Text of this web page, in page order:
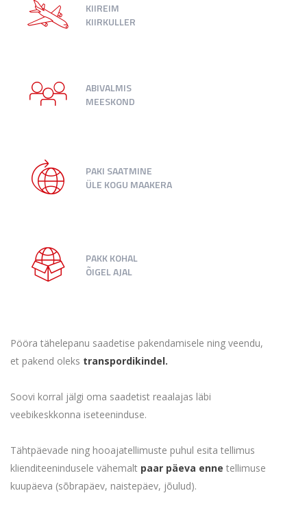
KIIREIM
KIIRKULLER
ABIVALMIS
MEESKOND
PAKI SAATMINE
ÜLE KOGU MAAKERA
PAKK KOHAL
ÕIGEL AJAL
Pööra tähelepanu saadetise pakendamisele ning veendu,
et pakend oleks transpordikindel.
Soovi korral jälgi oma saadetist reaalajas läbi
veebikeskkonna iseteeninduse.
Tähtpäevade ning hooajatellimuste puhul esita tellimus
klienditeenindusele vähemalt paar päeva enne tellimuse
kuupäeva (sõbrapäev, naistepäev, jõulud).